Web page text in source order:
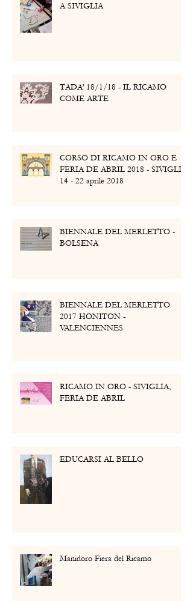
A SIVIGLIA
TADA' 18/1/18 - IL RICAMO
COME ARTE
CORSO DI RICAMO IN ORO E
FERIA DE ABRIL 2018 - SIVIGLIA
14 - 22 aprile 2018
BIENNALE DEL MERLETTO -
BOLSENA
BIENNALE DEL MERLETTO
2017 HONITON -
VALENCIENNES
RICAMO IN ORO - SIVIGLIA,
FERIA DE ABRIL
EDUCARSI AL BELLO
Manidoro Fiera del Ricamo